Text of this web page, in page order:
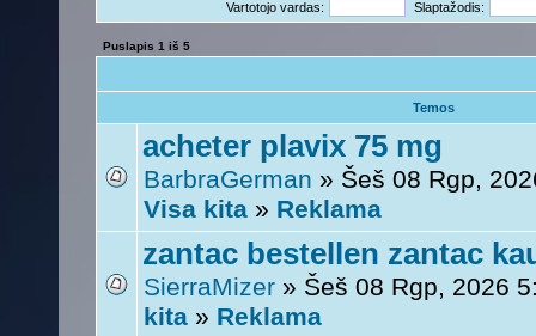
Vartotojo vardas: Slaptažodis:
Puslapis 1 iš 5
Temos
acheter plavix 75 mg
BarbraGerman » Šeš 08 Rgp,
Visa kita » Reklama
zantac bestellen zantac
SierraMizer » Šeš 08 Rgp, 2026
kita » Reklama